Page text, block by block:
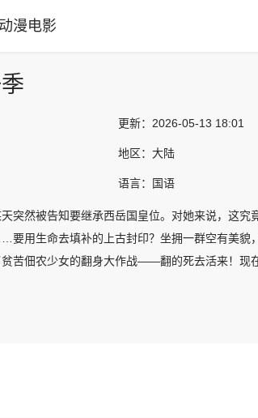
动漫电影
更新： 2026-05-13 18:01
地区： 大陆
语言： 国语
突然被告知要继承西岳国皇位。对她来说，这
要用生命去填补的上古封印？坐拥一群空有美
苦佃农少女的翻身大作战——翻的死去活来！现